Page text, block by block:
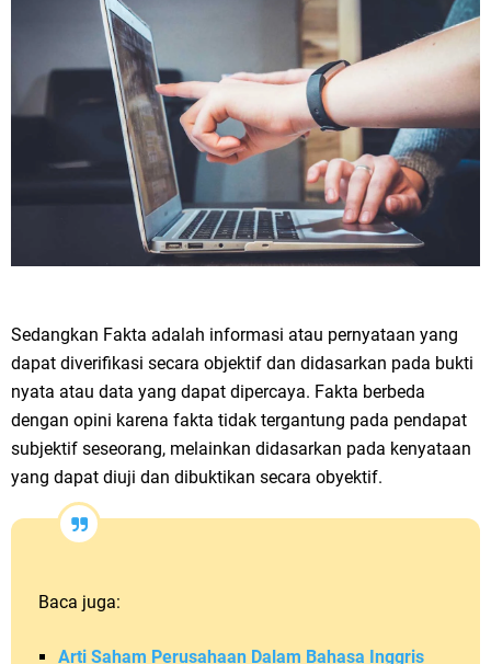
Sedangkan Fakta adalah informasi atau pernyataan yang
dapat diverifikasi secara objektif dan didasarkan pada bukti
nyata atau data yang dapat dipercaya. Fakta berbeda
dengan opini karena fakta tidak tergantung pada pendapat
subjektif seseorang, melainkan didasarkan pada kenyataan
yang dapat diuji dan dibuktikan secara obyektif.
Baca juga:
Arti Saham Perusahaan Dalam Bahasa Inggris